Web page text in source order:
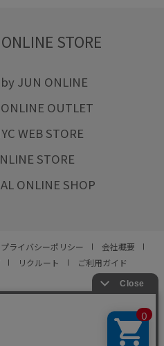
STORE
JUN ONLINE
OUTLET
WEB STORE
STORE
ONLINE SHOP
プライバシーポリシー
会社概要
リクルート ご利用ガイド
RIGHTS RESERVED.